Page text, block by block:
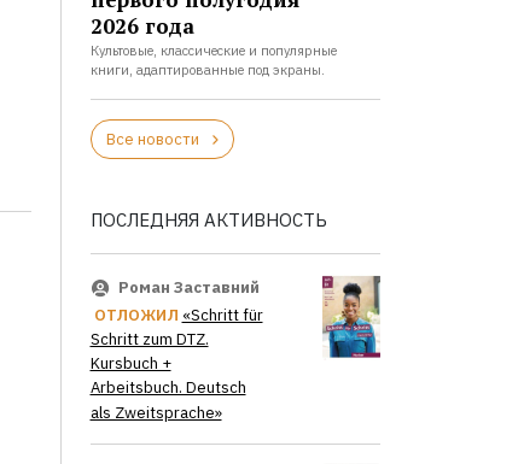
2026 года
Культовые, классические и популярные
книги, адаптированные под экраны.
Все новости
ПОСЛЕДНЯЯ АКТИВНОСТЬ
Роман Заставний
ОТЛОЖИЛ «Schritt für
Schritt zum DTZ.
Kursbuch +
Arbeitsbuch. Deutsch
als Zweitsprache»